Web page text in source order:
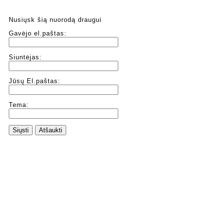
Nusiųsk šią nuorodą draugui
Gavėjo el.paštas:
Siuntėjas:
Jūsų El.paštas:
Tema:
Siųsti Atšaukti